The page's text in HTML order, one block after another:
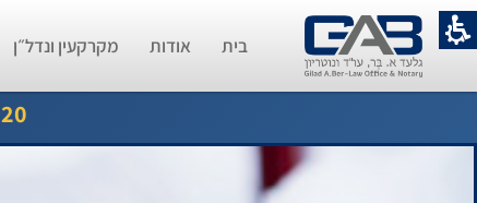
בית אודות מקרקעין ונדל״ן
20+